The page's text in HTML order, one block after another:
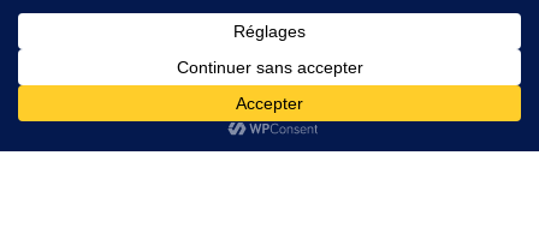
de L’Argent
Cours de l’Or